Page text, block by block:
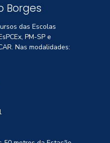
Borges
das Escolas
PM-SP e
Nas modalidades: